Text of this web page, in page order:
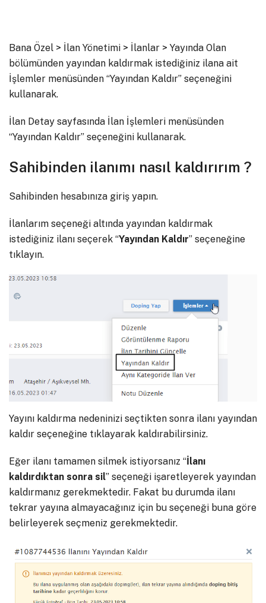
Bana Özel > İlan Yönetimi > İlanlar > Yayında Olan
bölümünden yayından kaldırmak istediğiniz ilana ait
İşlemler menüsünden “Yayından Kaldır” seçeneğini
kullanarak.
İlan Detay sayfasında İlan İşlemleri menüsünden
“Yayından Kaldır” seçeneğini kullanarak.
Sahibinden ilanımı nasıl kaldırırım ?
Sahibinden hesabınıza giriş yapın.
İlanlarım seçeneği altında yayından kaldırmak
istediğiniz ilanı seçerek “Yayından Kaldır” seçeneğine
tıklayın.
Yayını kaldırma nedeninizi seçtikten sonra ilanı yayından
kaldır seçeneğine tıklayarak kaldırabilirsiniz.
Eğer ilanı tamamen silmek istiyorsanız “İlanı
kaldırdıktan sonra sil” seçeneği işaretleyerek yayından
kaldırmanız gerekmektedir. Fakat bu durumda ilanı
tekrar yayına almayacağınız için bu seçeneği buna göre
belirleyerek seçmeniz gerekmektedir.